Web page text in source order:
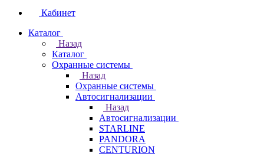
Кабинет
Каталог
Назад
Каталог
Охранные системы
Назад
Охранные системы
Автосигнализации
Назад
Автосигнализации
STARLINE
PANDORA
CENTURION